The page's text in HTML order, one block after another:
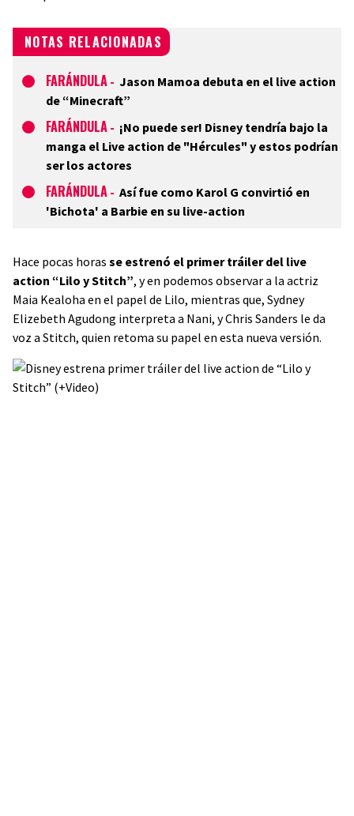
NOTAS RELACIONADAS
FARÁNDULA - Jason Mamoa debuta en el live action
de “Minecraft”
FARÁNDULA - ¡No puede ser! Disney tendría bajo la
manga el Live action de "Hércules" y estos podrían
ser los actores
FARÁNDULA - Así fue como Karol G convirtió en
'Bichota' a Barbie en su live-action
Hace pocas horas se estrenó el primer tráiler del live
action “Lilo y Stitch”, y en podemos observar a la actriz
Maia Kealoha en el papel de Lilo, mientras que, Sydney
Elizebeth Agudong interpreta a Nani, y Chris Sanders le da
voz a Stitch, quien retoma su papel en esta nueva versión.